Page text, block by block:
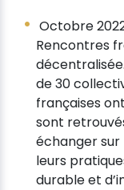
Octobre
Rencontres
de 30
françaises
sont
échanger sur
leurs
durable et